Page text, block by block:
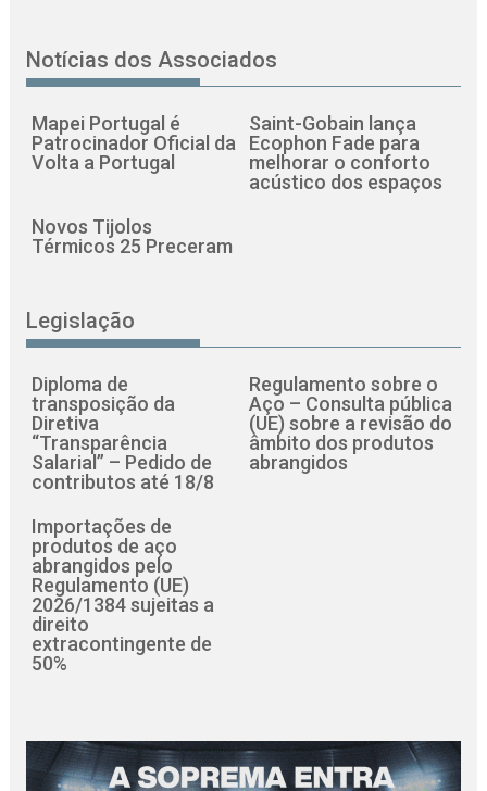
Notícias dos Associados
Mapei Portugal é
Patrocinador Oficial da
Volta a Portugal
Saint-Gobain lança
Ecophon Fade para
melhorar o conforto
acústico dos espaços
Novos Tijolos
Térmicos 25 Preceram
Legislação
Diploma de
transposição da
Diretiva
“Transparência
Salarial” – Pedido de
contributos até 18/8
Regulamento sobre o
Aço – Consulta pública
(UE) sobre a revisão do
âmbito dos produtos
abrangidos
Importações de
produtos de aço
abrangidos pelo
Regulamento (UE)
2026/1384 sujeitas a
direito
extracontingente de
50%